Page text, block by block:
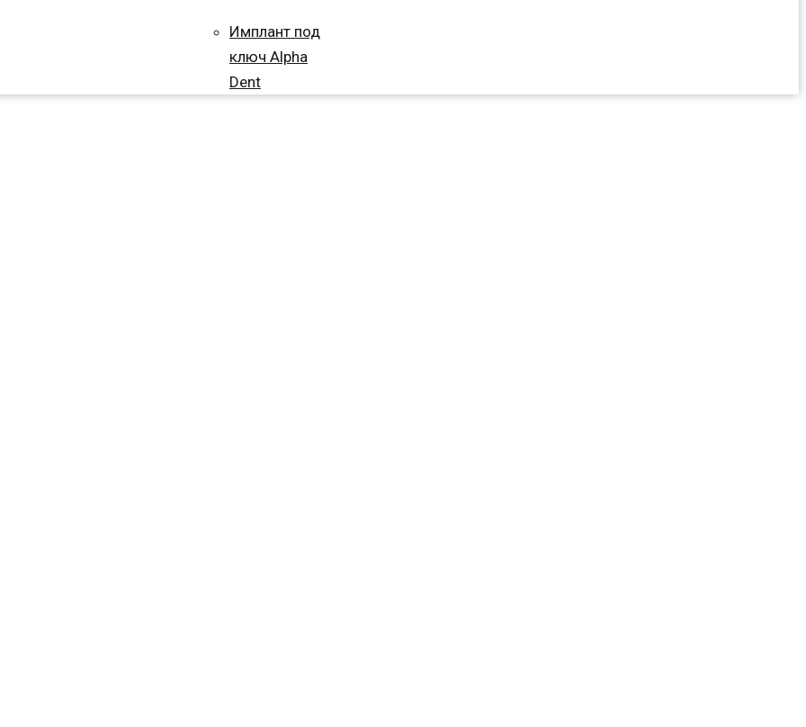
Имплант под
ключ Alpha
Dent